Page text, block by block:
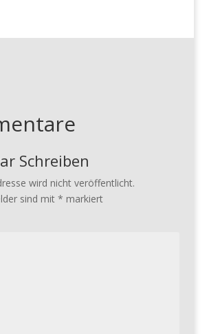
Schreiben
wird nicht veröffentlicht.
sind mit * markiert